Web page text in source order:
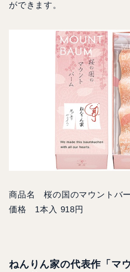
ができます。
商品名 桜の国のマウントバ
価格 1本入 918円
ねんりん家の代表作「マ